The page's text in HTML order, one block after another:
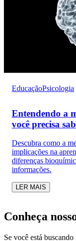
EducaçãoPsicologia
Entendendo a
você precisa
Descubra como a
implicações na
diferenças
informações.
LER MAIS
Conheça
Se você está